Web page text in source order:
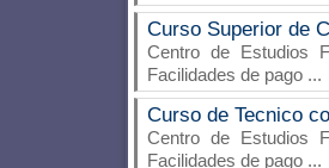
Curso Superior de
Centro de Estudios
Facilidades de pago ...
Curso de Tecnico
Centro de Estudios
Facilidades de pago ...